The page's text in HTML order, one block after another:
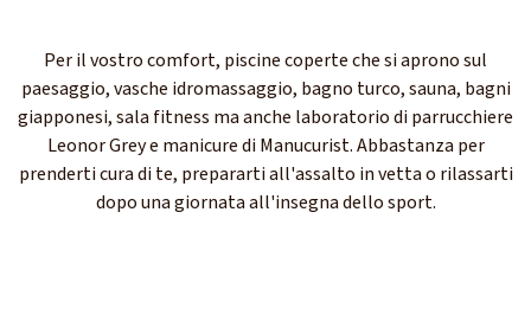
Per il vostro comfort, piscine coperte che si aprono sul
paesaggio, vasche idromassaggio, bagno turco, sauna, bagni
giapponesi, sala fitness ma anche laboratorio di parrucchiere
Leonor Grey e manicure di Manucurist. Abbastanza per
prenderti cura di te, prepararti all'assalto in vetta o rilassarti
dopo una giornata all'insegna dello sport.